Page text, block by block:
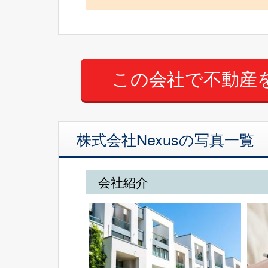
株式会社Nexusの写真一覧
会社紹介